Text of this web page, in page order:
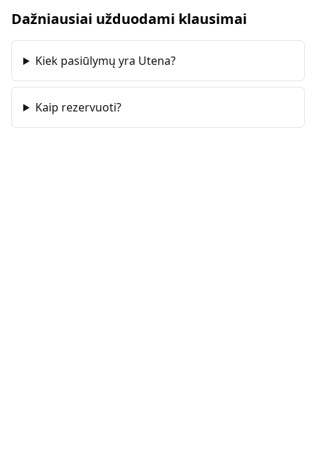
Dažniausiai užduodami klausimai
Kiek pasiūlymų yra Utena?
Kaip rezervuoti?